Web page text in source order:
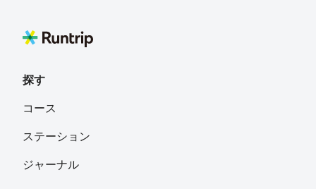
探す
コース
ステーション
ジャーナル